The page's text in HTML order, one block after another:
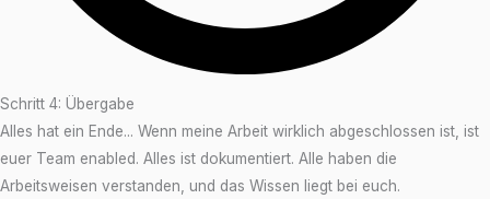
Schritt 4: Übergabe
Alles hat ein Ende... Wenn meine Arbeit wirklich abgeschlossen ist, ist
euer Team enabled. Alles ist dokumentiert. Alle haben die
Arbeitsweisen verstanden, und das Wissen liegt bei euch.